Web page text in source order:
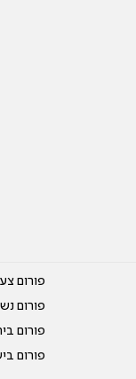
פורום
פורום
פורום
פורום